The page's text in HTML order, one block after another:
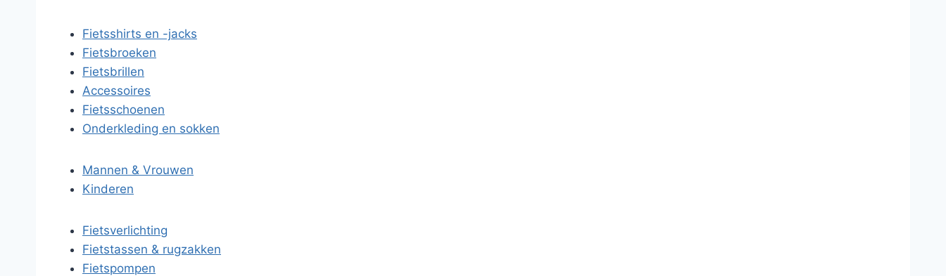
Fietsshirts en -jacks
Fietsbroeken
Fietsbrillen
Accessoires
Fietsschoenen
Onderkleding en sokken
Mannen & Vrouwen
Kinderen
Fietsverlichting
Fietstassen & rugzakken
Fietspompen